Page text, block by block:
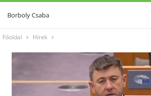
Borboly Csaba
Főoldal Hírek